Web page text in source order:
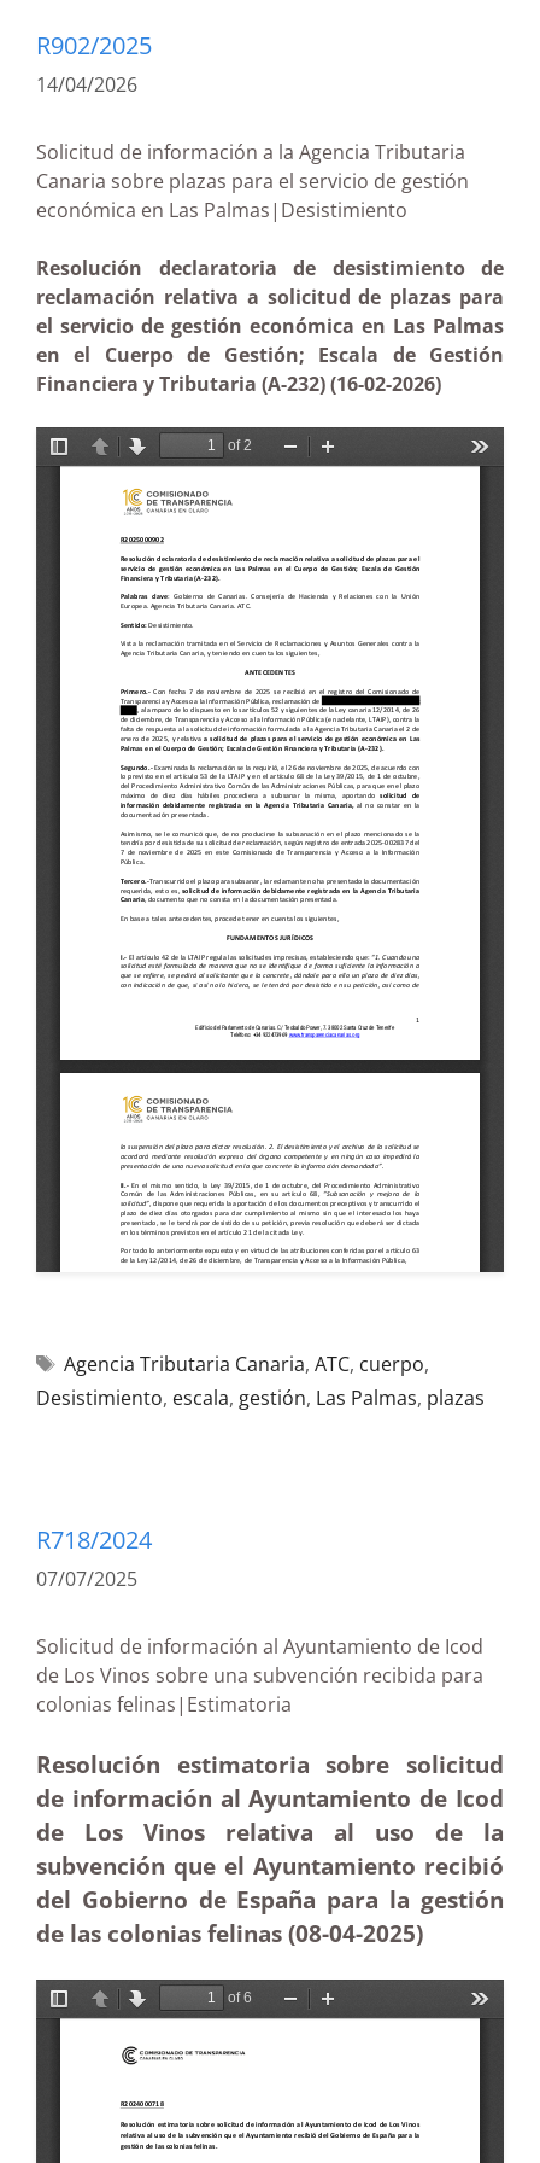
R902/2025
14/04/2026
Solicitud de información a la Agencia Tributaria
Canaria sobre plazas para el servicio de gestión
económica en Las Palmas|Desistimiento
Resolución declaratoria de desistimiento de
reclamación relativa a solicitud de plazas para
el servicio de gestión económica en Las Palmas
en el Cuerpo de Gestión; Escala de Gestión
Financiera y Tributaria (A-232) (16-02-2026)
Agencia Tributaria Canaria, ATC, cuerpo,
Desistimiento, escala, gestión, Las Palmas, plazas
R718/2024
07/07/2025
Solicitud de información al Ayuntamiento de Icod
de Los Vinos sobre una subvención recibida para
colonias felinas|Estimatoria
Resolución estimatoria sobre solicitud
de información al Ayuntamiento de Icod
de Los Vinos relativa al uso de la
subvención que el Ayuntamiento recibió
del Gobierno de España para la gestión
de las colonias felinas (08-04-2025)